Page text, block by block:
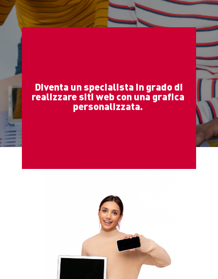
Diventa un specialista in grado di
realizzare siti web con una grafica
personalizzata.